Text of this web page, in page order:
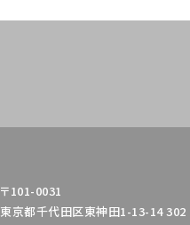
〒101-0031
東京都千代田区東神田1-13-14 302